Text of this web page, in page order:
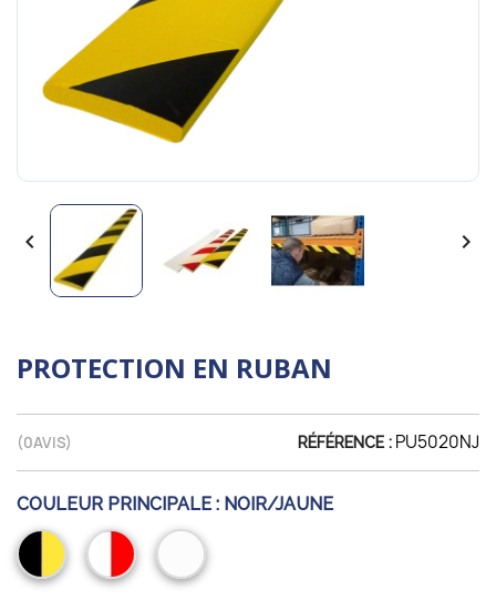
 
PROTECTION EN RUBAN
(0AVIS) RÉFÉRENCE : PU5020NJ
COULEUR PRINCIPALE : NOIR/JAUNE
Noir/JauneRouge/BlancBlanc